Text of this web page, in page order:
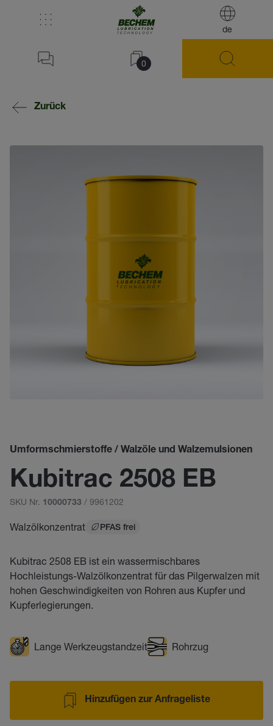
de
0
Zurück
Umformschmierstoffe / Walzöle und Walzemulsionen
Kubitrac 2508 EB
SKU Nr. 10000733 / 9961202
Walzölkonzentrat PFAS frei
Kubitrac 2508 EB ist ein wassermischbares
Hochleistungs-Walzölkonzentrat für das Pilgerwalzen mit
hohen Geschwindigkeiten von Rohren aus Kupfer und
Kupferlegierungen.
Lange Werkzeugstandzeit Rohrzug
Hinzufügen zur Anfrageliste